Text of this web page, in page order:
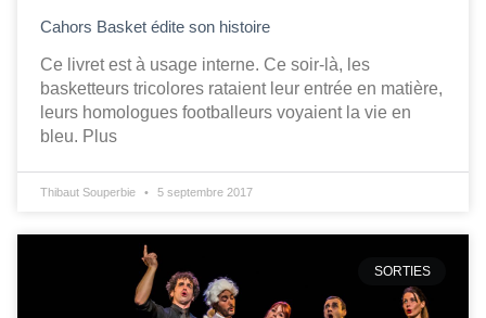
Cahors Basket édite son histoire
Ce livret est à usage interne. Ce soir-là, les
basketteurs tricolores rataient leur entrée en matière,
leurs homologues footballeurs voyaient la vie en
bleu. Plus
Thibaut Souperbie 5 septembre 2017
SORTIES